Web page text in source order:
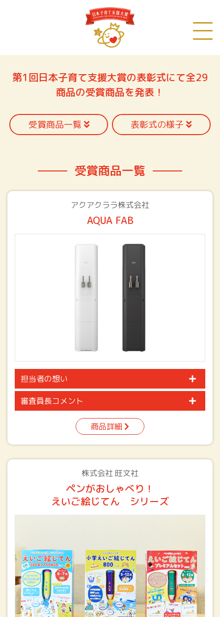
第1回日本子育て支援大賞の表彰式にて全29
商品の受賞商品を発表！
受賞商品一覧 表彰式の様子
受賞商品一覧
アクアクララ株式会社
AQUA FAB
担当者の想い
審査員長コメント
商品詳細
株式会社 旺文社
ペンがおしゃべり！
えいご絵じてん シリーズ